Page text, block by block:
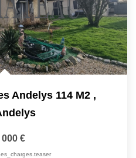
Andelys 114 M2 ,
000 €